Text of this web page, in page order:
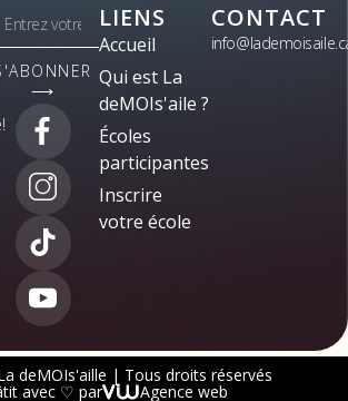
⟶
LIENS
Accueil
Qui est La
deMOIs'aile ?
Écoles
participantes
Inscrire
votre école
CONTACT
deMOIs'aille | Tous droits réservés
avec ♡ par Agence web